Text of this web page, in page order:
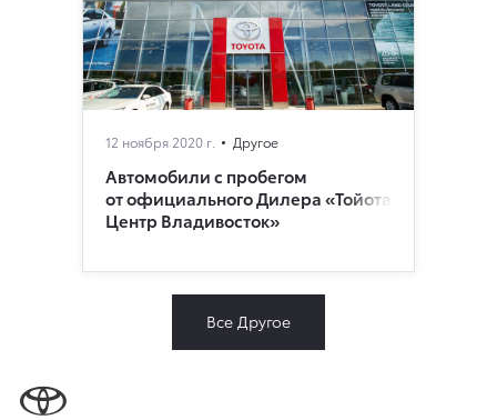
12 ноября 2020 г. Другое
Автомобили c пробегом
от официального Дилера «Тойота
Центр Владивосток»
Все Другое